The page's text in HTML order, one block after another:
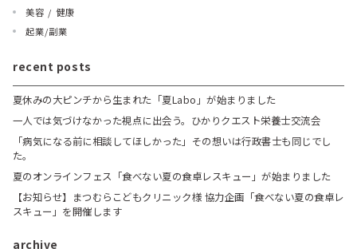
美容 / 健康
起業/副業
recent posts
夏休みの大ピンチから生まれた「夏Labo」が始まりました
一人では気づけなかった視点に出会う。ひかりクエスト栄養士交流会
「病気になる前に相談してほしかった」その想いは行政書士も同じでし
た。
夏のオンラインフェス「食べない夏の食卓レスキュー」が始まりました
【お知らせ】まつむらこどもクリニック様 協力企画「食べない夏の食卓レ
スキュー」を開催します
archive